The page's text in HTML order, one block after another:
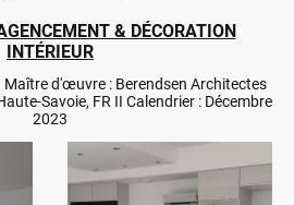
& DÉCORATION
INTÉRIEUR
Maître d'œuvre : Berendsen Architectes
Savoie, FR II Calendrier : Décembre
2023